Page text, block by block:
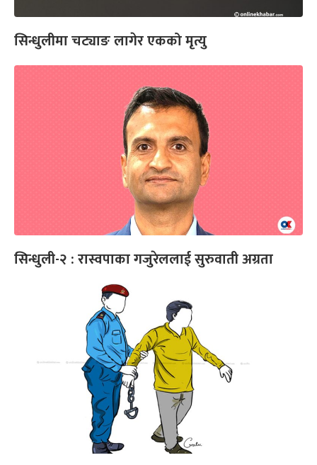
सिन्धुलीमा चट्याङ लागेर एकको मृत्यु
सिन्धुली-२ : रास्वपाका गजुरेललाई सुरुवाती अग्रता